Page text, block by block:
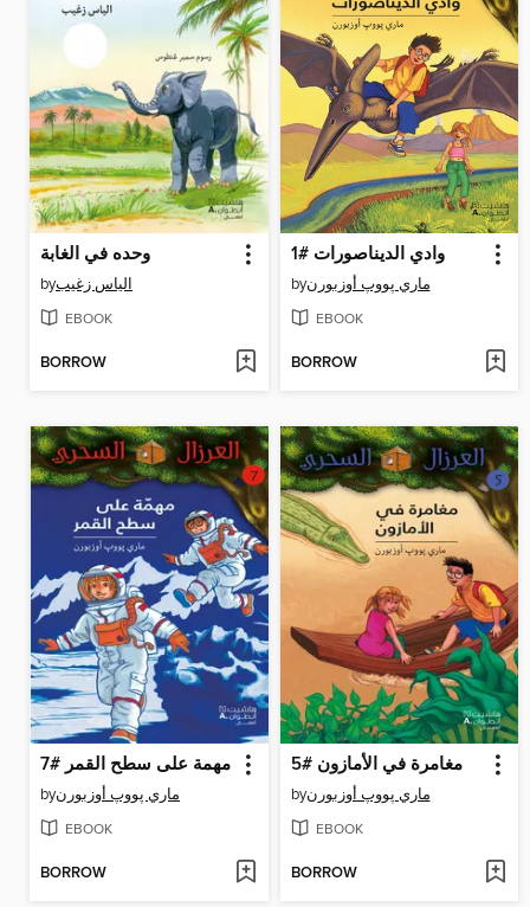
وحده في الغابة
byالياس زغيب
EBOOK
BORROW
وادي الديناصورات #1
byماري پووپ أوزبورن
EBOOK
BORROW
مهمة على سطح القمر #7
byماري پووپ أوزبورن
EBOOK
BORROW
مغامرة في الأمازون #5
byماري پووپ أوزبورن
EBOOK
BORROW